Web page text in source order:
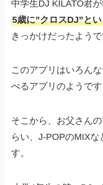
中学生DJ KILATO君
5歳に”クロスDJ”と
きっかけだったようで
このアプリはいろん
べるアプリのようです
そこから、お父さん
らい、J-POPのMIX
す。